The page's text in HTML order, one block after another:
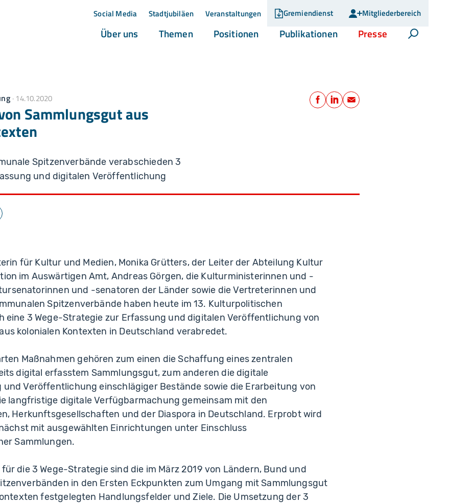
Social Media Stadtjubiläen Veranstaltungen Gremiendienst Mitgliederbereich
Über uns(current)Themen(current)Positionen(current)Publikationen(current)Presse (current)Suche öffnen
14.10.2020
Sammlungsgut aus
Spitzenverbände verabschieden 3
und digitalen Veröffentlichung
Teilen
Facebook
LinkedIn
E-Mail
für Kultur und Medien, Monika Grütters, der Leiter der Abteilung Kultur
im Auswärtigen Amt, Andreas Görgen, die Kulturministerinnen und -
und -senatoren der Länder sowie die Vertreterinnen und
Spitzenverbände haben heute im 13. Kulturpolitischen
eine 3 Wege-Strategie zur Erfassung und digitalen Veröffentlichung von
kolonialen Kontexten in Deutschland verabredet.
Maßnahmen gehören zum einen die Schaffung eines zentralen
digital erfasstem Sammlungsgut, zum anderen die digitale
und Veröffentlichung einschlägiger Bestände sowie die Erarbeitung von
langfristige digitale Verfügbarmachung gemeinsam mit den
Herkunftsgesellschaften und der Diaspora in Deutschland. Erprobt wird
mit ausgewählten Einrichtungen unter Einschluss
Sammlungen.
die 3 Wege-Strategie sind die im März 2019 von Ländern, Bund und
in den Ersten Eckpunkten zum Umgang mit Sammlungsgut
festgelegten Handlungsfelder und Ziele. Die Umsetzung der 3